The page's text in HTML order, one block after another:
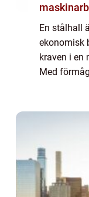
En stålhall
ekonomisk
kraven i en
Med